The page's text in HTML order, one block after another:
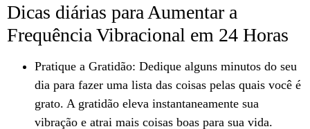
Dicas diárias para Aumentar a
Frequência Vibracional em 24 Horas
Pratique a Gratidão: Dedique alguns minutos do seu
dia para fazer uma lista das coisas pelas quais você é
grato. A gratidão eleva instantaneamente sua
vibração e atrai mais coisas boas para sua vida.